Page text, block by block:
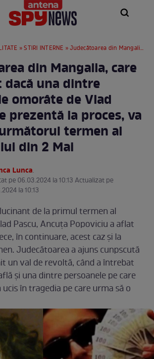
»STIRI INTERNE » Judecătoarea din Mangalia, care a intrebat dacă una dintre persoanele omorâte de Vlad Pascu este prezentă la proces, va judeca și următorul termen al accidentului din 2 Mai
din Mangalia, care
una dintre
omorâte de Vlad
prezentă la proces, va
termen al
din 2 Mai
Lunca.
pe 06.03.2024 la 10:13 Actualizat pe
la 10:13
de la primul termen al
Pascu, Ancuța Popoviciu a aflat
în continuare, acest caz și la
Judecătoarea a ajuns cunpscută
un val de revoltă, când a întrebat
și una dintre persoanele pe care
în tragedia pe care urma să o